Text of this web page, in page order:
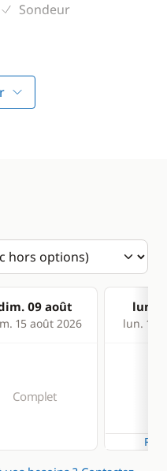
Sondeur
09 août
15 août 2026
lun.
lun. 17
Complet